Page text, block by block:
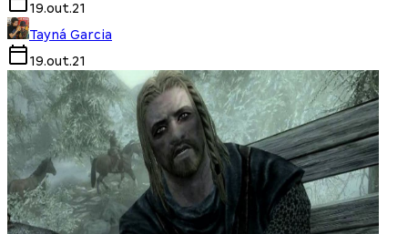
19.out.21
Tayná Garcia
19.out.21